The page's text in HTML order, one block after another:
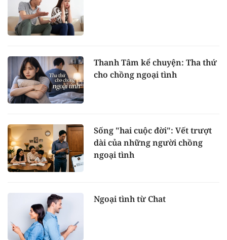
Thanh Tâm kể chuyện: Tha thứ
cho chồng ngoại tình
Sống "hai cuộc đời": Vết trượt
dài của những người chồng
ngoại tình
Ngoại tình từ Chat